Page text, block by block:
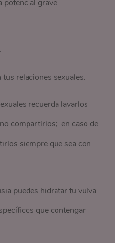
potencial grave
relaciones sexuales.
recuerda lavarlos
compartirlos; en caso de
siempre que sea con
puedes hidratar tu vulva
que contengan